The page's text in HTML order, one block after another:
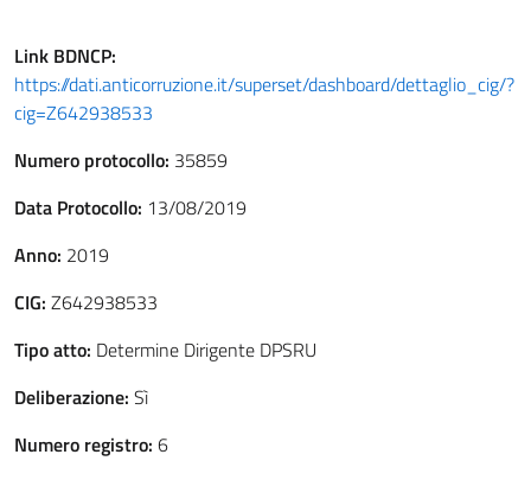
Link BDNCP:
https://dati.anticorruzione.it/superset/dashboard/dettaglio_cig/?
cig=Z642938533
Numero protocollo: 35859
Data Protocollo: 13/08/2019
Anno: 2019
CIG: Z642938533
Tipo atto: Determine Dirigente DPSRU
Deliberazione: Sì
Numero registro: 6